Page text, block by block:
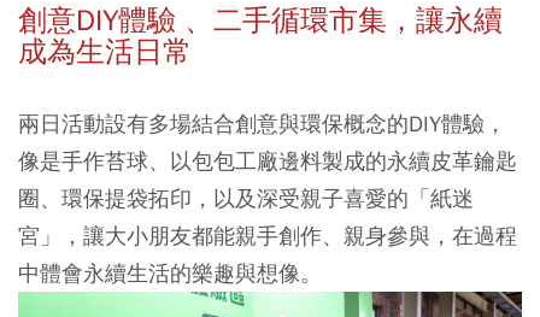
創意DIY體驗 、二手循環市集，讓永續
成為生活日常
兩日活動設有多場結合創意與環保概念的DIY體驗，
像是手作苔球、以包包工廠邊料製成的永續皮革鑰匙
圈、環保提袋拓印，以及深受親子喜愛的「紙迷
宮」，讓大小朋友都能親手創作、親身參與，在過程
中體會永續生活的樂趣與想像。